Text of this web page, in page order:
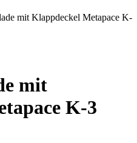
mit Klappdeckel Metapace K-
mit
K-3